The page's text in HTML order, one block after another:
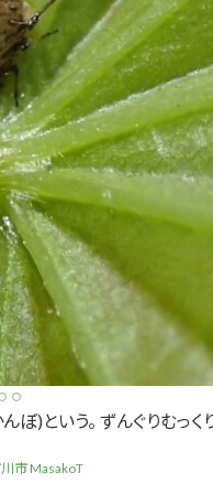
)という。 ずんぐりむっく
市 MasakoT